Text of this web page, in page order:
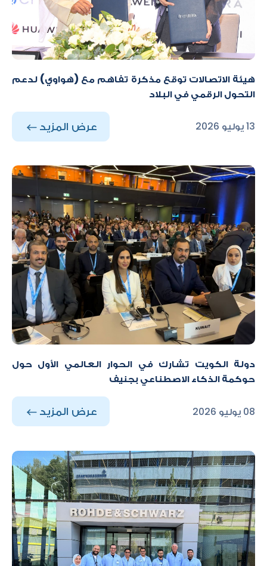
هيئة الاتصالات توقع مذكرة تفاهم مع (هواوي) لدعم
التحول الرقمي في البلاد
13 يوليو 2026 عرض المزيد
دولة الكويت تشارك في الحوار العالمي الأول حول
حوكمة الذكاء الاصطناعي بجنيف
08 يوليو 2026 عرض المزيد